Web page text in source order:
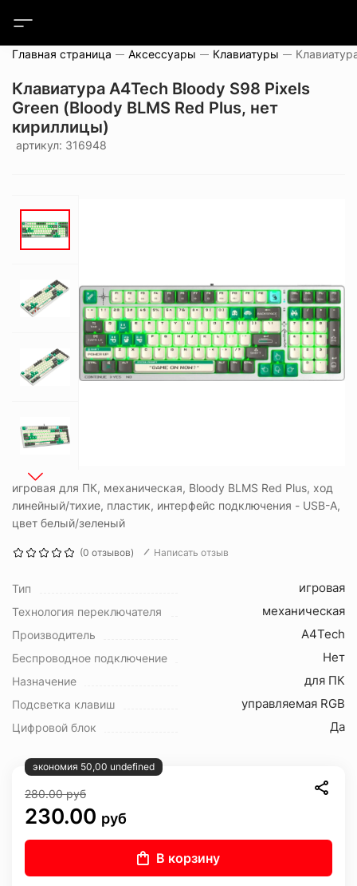
Главная страница Аксессуары Клавиатуры
Клавиатура A4Tech Bloody S98 Pixels
Green (Bloody BLMS Red Plus, нет
кириллицы)
артикул: 316948
игровая для ПК, механическая, Bloody BLMS Red Plus, ход
линейный/тихие, пластик, интерфейс подключения - USB-A,
цвет белый/зеленый
(0 отзывов) Написать отзыв
Тип игровая
Технология переключателя механическая
Производитель A4Tech
Беспроводное подключение Нет
Назначение для ПК
Подсветка клавиш управляемая RGB
Цифровой блок Да
экономия 50,00 undefined
280.00руб
230.00 руб
В корзину